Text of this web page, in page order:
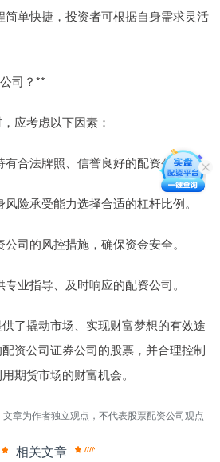
单快捷，投资者可根据自身需求灵活
司？**
应考虑以下因素：
合法牌照、信誉良好的配资公司。
险承受能力选择合适的杠杆比例。
司的风控措施，确保资金安全。
业指导、及时响应的配资公司。
了撬动市场、实现财富梦想的有效途
资公司证券公司的股票，并合理控制
期货市场的财富机会。
文章为作者独立观点，不代表股票配资公司观点
相关文章